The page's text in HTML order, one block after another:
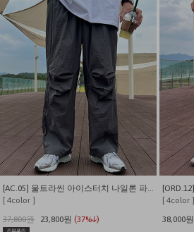
[AC.05] 울트라씬 아이스터치 나일론 파라수트 팬츠
[ 4color ]
37,800원
23,800원 (37%↓)
[ 4color ]
38,000원